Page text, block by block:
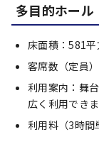
多目的ホール
床面積：581
客席数（定員
利用案内：舞
広く利用できま
利用料（3時